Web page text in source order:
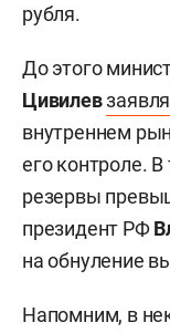
рубля.
До этого
Цивилев
внутреннем
его контроле.
резервы
президент РФ
на обнуление
Напомним, в